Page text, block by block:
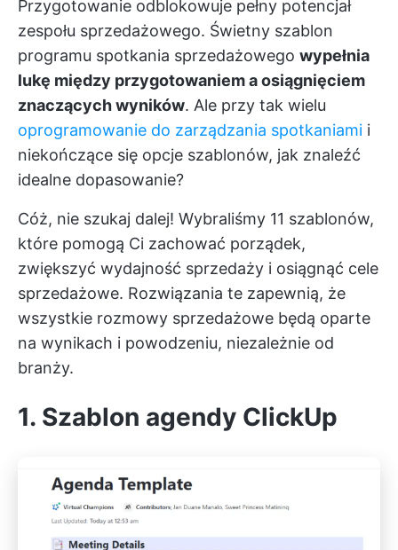
Przygotowanie odblokowuje pełny potencjał
zespołu sprzedażowego. Świetny szablon
programu spotkania sprzedażowego wypełnia
lukę między przygotowaniem a osiągnięciem
znaczących wyników. Ale przy tak wielu
oprogramowanie do zarządzania spotkaniami i
niekończące się opcje szablonów, jak znaleźć
idealne dopasowanie?
Cóż, nie szukaj dalej! Wybraliśmy 11 szablonów,
które pomogą Ci zachować porządek,
zwiększyć wydajność sprzedaży i osiągnąć cele
sprzedażowe. Rozwiązania te zapewnią, że
wszystkie rozmowy sprzedażowe będą oparte
na wynikach i powodzeniu, niezależnie od
branży.
1. Szablon agendy ClickUp